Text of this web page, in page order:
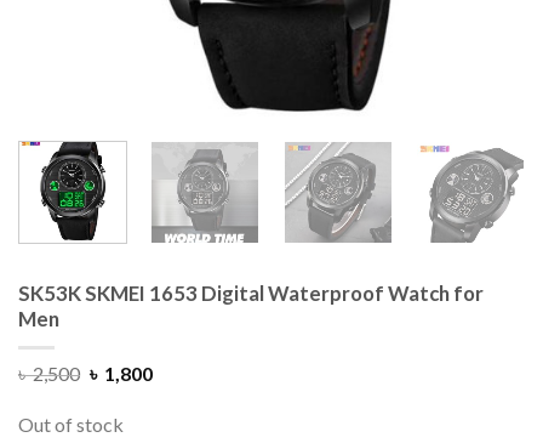
SK53K SKMEI 1653 Digital Waterproof Watch for
Men
৳2,500 ৳ 1,800
Out of stock